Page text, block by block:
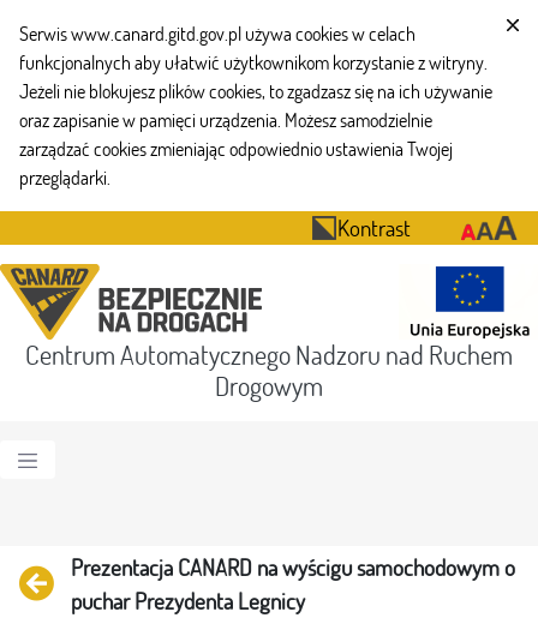
Serwis www.canard.gitd.gov.pl używa cookies w celach
funkcjonalnych aby ułatwić użytkownikom korzystanie z witryny.
Jeżeli nie blokujesz plików cookies, to zgadzasz się na ich używanie
oraz zapisanie w pamięci urządzenia. Możesz samodzielnie
zarządzać cookies zmieniając odpowiednio ustawienia Twojej
przeglądarki.
Kontrast
Centrum Automatycznego Nadzoru nad Ruchem
Drogowym
Powrót
Prezentacja CANARD na wyścigu samochodowym o
puchar Prezydenta Legnicy